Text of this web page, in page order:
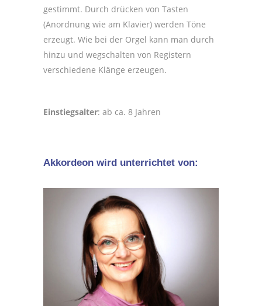
gestimmt. Durch drücken von Tasten
(Anordnung wie am Klavier) werden Töne
erzeugt. Wie bei der Orgel kann man durch
hinzu und wegschalten von Registern
verschiedene Klänge erzeugen.
Einstiegsalter: ab ca. 8 Jahren
Akkordeon wird unterrichtet von: